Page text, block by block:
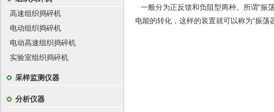
高速组织捣碎机
电动组织捣碎机
电动高速组织捣碎机
实验室组织捣碎机
采样监测仪器
分析仪器
一般分为正反馈和负阻型两种。所谓“振
电能的转化，这样的装置就可以称为“振荡